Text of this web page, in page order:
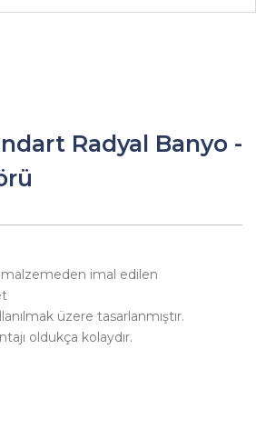
Radyal Banyo -
imal edilen
üzere tasarlanmıştır.
oldukça kolaydır.